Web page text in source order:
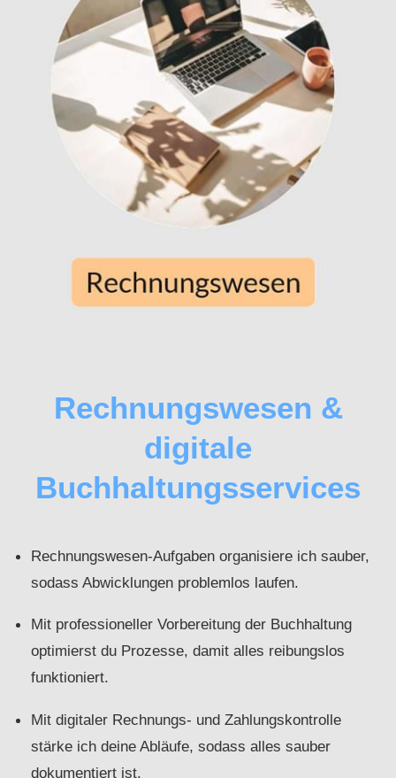
Rechnungswesen &
digitale
Buchhaltungsservices
Rechnungswesen-Aufgaben organisiere ich sauber,
sodass Abwicklungen problemlos laufen.
Mit professioneller Vorbereitung der Buchhaltung
optimierst du Prozesse, damit alles reibungslos
funktioniert.
Mit digitaler Rechnungs- und Zahlungskontrolle
stärke ich deine Abläufe, sodass alles sauber
dokumentiert ist.